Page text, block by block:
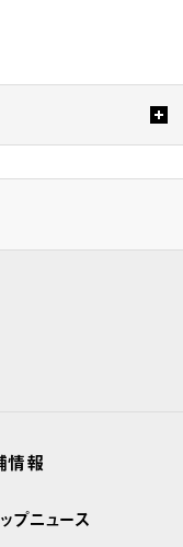
情報
プニュース